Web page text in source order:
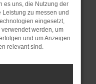
und dein
neuesten Stand
nur ein
nicht
es uns, die Nutzung der
zu messen und
eingesetzt,
werden, um
und um Anzeigen
relevant sind.